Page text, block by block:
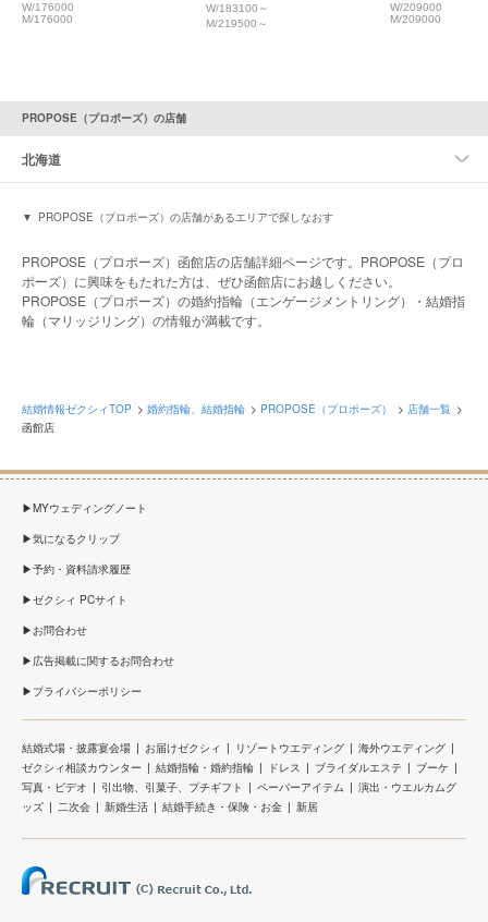
W/176000
M/176000
W/183100～
M/219500～
W/209000
M/209000
PROPOSE（プロポーズ）の店舗
北海道
PROPOSE（プロポーズ）の店舗があるエリアで探しなおす
PROPOSE（プロポーズ）函館店の店舗詳細ページです。PROPOSE（プロ
ポーズ）に興味をもたれた方は、ぜひ函館店にお越しください。
PROPOSE（プロポーズ）の婚約指輪（エンゲージメントリング）・結婚指
輪（マリッジリング）の情報が満載です。
結婚情報ゼクシィTOP 婚約指輪、結婚指輪 PROPOSE（プロポーズ）
店舗一覧
函館店
MYウェディングノート
気になるクリップ
予約・資料請求履歴
ゼクシィ PCサイト
お問合わせ
広告掲載に関するお問合わせ
プライバシーポリシー
結婚式場・披露宴会場 お届けゼクシィ リゾートウエディング
海外ウエディング
ゼクシィ相談カウンター
結婚指輪・婚約指輪 ドレス ブライダルエステ
ブーケ
写真・ビデオ
引出物、引菓子、プチギフト ペーパーアイテム
演出・ウエルカムグ
ッズ
二次会 新婚生活 結婚手続き・保険・お金 新居